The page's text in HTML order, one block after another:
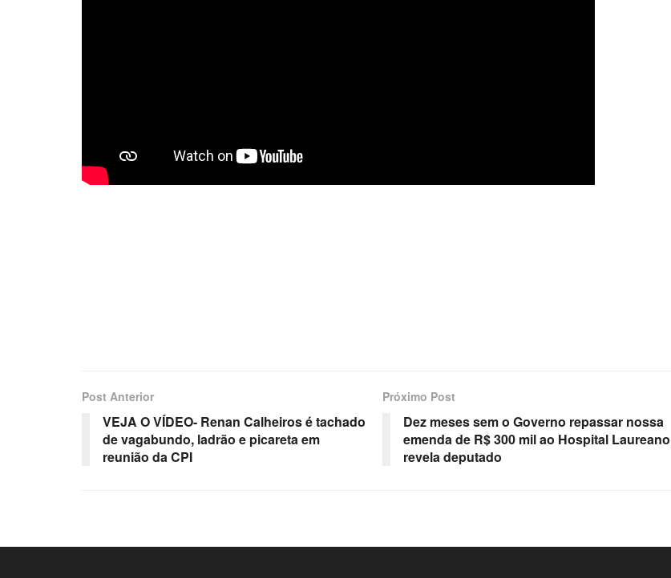
Post Anterior
VEJA O VÍDEO- Renan Calheiros é tachado
de vagabundo, ladrão e picareta em
reunião da CPI
Próximo Post
Dez meses sem o Governo repassar nossa
emenda de R$ 300 mil ao Hospital
revela deputado